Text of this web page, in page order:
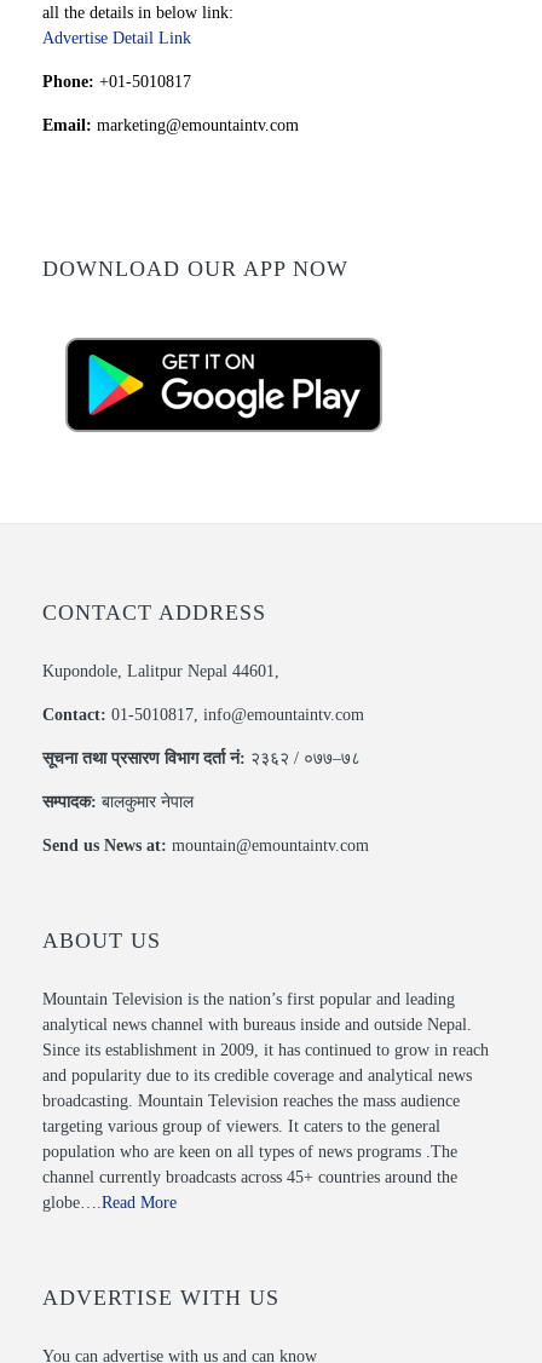
all the details in below link:
Advertise Detail Link
Phone: +01-5010817
Email: marketing@emountaintv.com
DOWNLOAD OUR APP NOW
CONTACT ADDRESS
Kupondole, Lalitpur Nepal 44601,
Contact: 01-5010817, info@emountaintv.com
सूचना तथा प्रसारण विभाग दर्ता नं: २३६२ / ०७७–७८
सम्पादक: बालकुमार नेपाल
Send us News at: mountain@emountaintv.com
ABOUT US
Mountain Television is the nation’s first popular and leading
analytical news channel with bureaus inside and outside Nepal.
Since its establishment in 2009, it has continued to grow in reach
and popularity due to its credible coverage and analytical news
broadcasting. Mountain Television reaches the mass audience
targeting various group of viewers. It caters to the general
population who are keen on all types of news programs .The
channel currently broadcasts across 45+ countries around the
globe…. Read More
ADVERTISE WITH US
You can advertise with us and can know